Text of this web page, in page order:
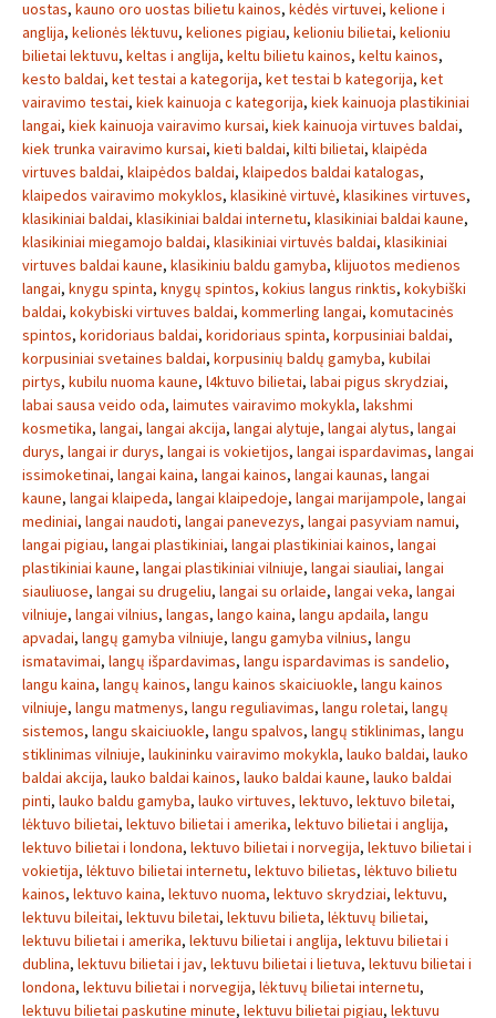
uostas, kauno oro uostas bilietu kainos, kėdės virtuvei, kelione i
anglija, kelionės lėktuvu, keliones pigiau, kelioniu bilietai, kelioniu
bilietai lektuvu, keltas i anglija, keltu bilietu kainos, keltu kainos,
kesto baldai, ket testai a kategorija, ket testai b kategorija, ket
vairavimo testai, kiek kainuoja c kategorija, kiek kainuoja plastikiniai
langai, kiek kainuoja vairavimo kursai, kiek kainuoja virtuves baldai,
kiek trunka vairavimo kursai, kieti baldai, kilti bilietai, klaipėda
virtuves baldai, klaipėdos baldai, klaipedos baldai katalogas,
klaipedos vairavimo mokyklos, klasikinė virtuvė, klasikines virtuves,
klasikiniai baldai, klasikiniai baldai internetu, klasikiniai baldai kaune,
klasikiniai miegamojo baldai, klasikiniai virtuvės baldai, klasikiniai
virtuves baldai kaune, klasikiniu baldu gamyba, klijuotos medienos
langai, knygu spinta, knygų spintos, kokius langus rinktis, kokybiški
baldai, kokybiski virtuves baldai, kommerling langai, komutacinės
spintos, koridoriaus baldai, koridoriaus spinta, korpusiniai baldai,
korpusiniai svetaines baldai, korpusinių baldų gamyba, kubilai
pirtys, kubilu nuoma kaune, l4ktuvo bilietai, labai pigus skrydziai,
labai sausa veido oda, laimutes vairavimo mokykla, lakshmi
kosmetika, langai, langai akcija, langai alytuje, langai alytus, langai
durys, langai ir durys, langai is vokietijos, langai ispardavimas, langai
issimoketinai, langai kaina, langai kainos, langai kaunas, langai
kaune, langai klaipeda, langai klaipedoje, langai marijampole, langai
mediniai, langai naudoti, langai panevezys, langai pasyviam namui,
langai pigiau, langai plastikiniai, langai plastikiniai kainos, langai
plastikiniai kaune, langai plastikiniai vilniuje, langai siauliai, langai
siauliuose, langai su drugeliu, langai su orlaide, langai veka, langai
vilniuje, langai vilnius, langas, lango kaina, langu apdaila, langu
apvadai, langų gamyba vilniuje, langu gamyba vilnius, langu
ismatavimai, langų išpardavimas, langu ispardavimas is sandelio,
langu kaina, langų kainos, langu kainos skaiciuokle, langu kainos
vilniuje, langu matmenys, langu reguliavimas, langu roletai, langų
sistemos, langu skaiciuokle, langu spalvos, langų stiklinimas, langu
stiklinimas vilniuje, laukininku vairavimo mokykla, lauko baldai, lauko
baldai akcija, lauko baldai kainos, lauko baldai kaune, lauko baldai
pinti, lauko baldu gamyba, lauko virtuves, lektuvo, lektuvo biletai,
lėktuvo bilietai, lektuvo bilietai i amerika, lektuvo bilietai i anglija,
lektuvo bilietai i londona, lektuvo bilietai i norvegija, lektuvo bilietai i
vokietija, lėktuvo bilietai internetu, lektuvo bilietas, lėktuvo bilietu
kainos, lektuvo kaina, lektuvo nuoma, lektuvo skrydziai, lektuvu,
lektuvu bileitai, lektuvu biletai, lektuvu bilieta, lėktuvų bilietai,
lektuvu bilietai i amerika, lektuvu bilietai i anglija, lektuvu bilietai i
dublina, lektuvu bilietai i jav, lektuvu bilietai i lietuva, lektuvu bilietai i
londona, lektuvu bilietai i norvegija, lėktuvų bilietai internetu,
lektuvu bilietai paskutine minute, lektuvu bilietai pigiau, lektuvu